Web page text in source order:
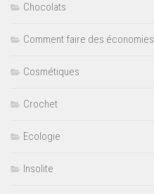
Chocolats
Comment faire des économies
Cosmétiques
Crochet
Ecologie
Insolite